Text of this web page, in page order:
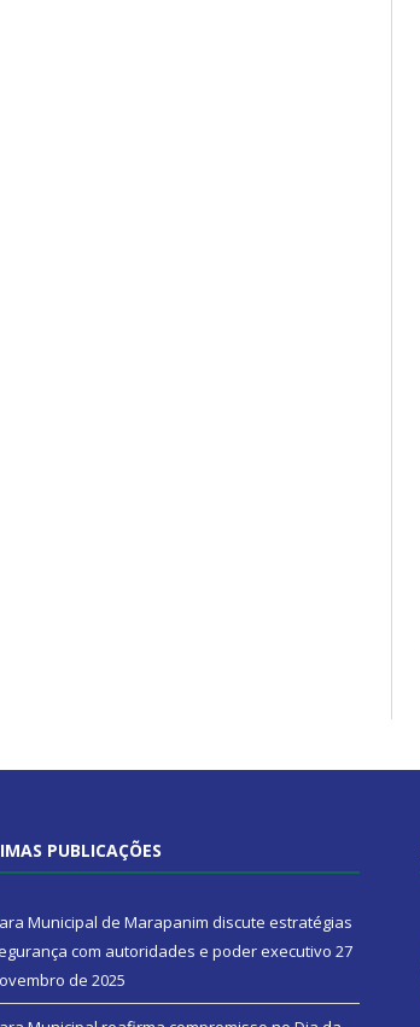
PUBLICAÇÕES
Municipal de Marapanim discute estratégias
com autoridades e poder executivo 27
de 2025